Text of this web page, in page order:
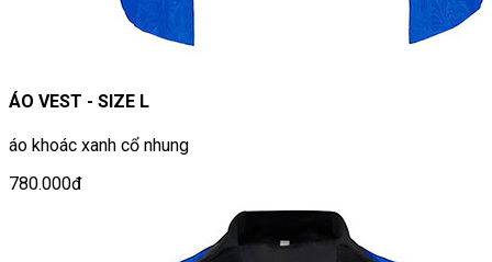
ÁO VEST - SIZE L
áo khoác xanh cổ nhung
780.000đ